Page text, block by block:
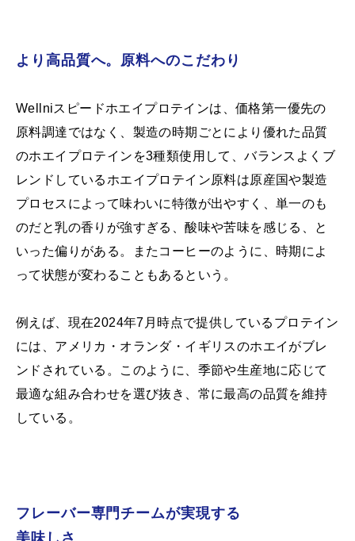
より高品質へ。原料へのこだわり
Wellniスピードホエイプロテインは、価格第一優先の
原料調達ではなく、製造の時期ごとにより優れた品質
のホエイプロテインを3種類使用して、バランスよくブ
レンドしているホエイプロテイン原料は原産国や製造
プロセスによって味わいに特徴が出やすく、単一のも
のだと乳の香りが強すぎる、酸味や苦味を感じる、と
いった偏りがある。またコーヒーのように、時期によ
って状態が変わることもあるという。
例えば、現在2024年7月時点で提供しているプロテイン
には、アメリカ・オランダ・イギリスのホエイがブレ
ンドされている。このように、季節や生産地に応じて
最適な組み合わせを選び抜き、常に最高の品質を維持
している。
フレーバー専門チームが実現する
美味しさ